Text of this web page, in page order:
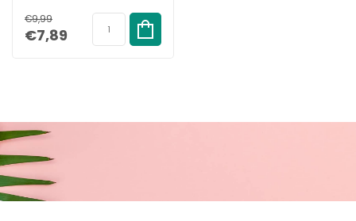
insectensteken
€9,99
€7,89